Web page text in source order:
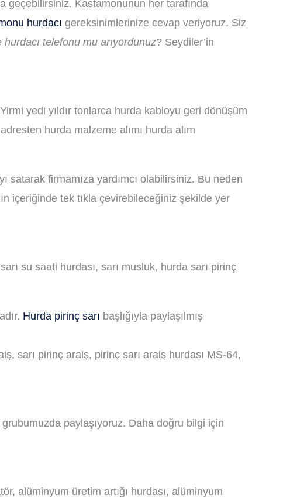
geçebilirsiniz. Kastamonunun her tarafında
hurdacı gereksinimlerinize cevap veriyoruz. Siz
hurdacı telefonu mu arıyordunuz? Seydiler’in
yedi yıldır tonlarca hurda kabloyu geri dönüşüm
hurda malzeme alımı hurda alım
satarak firmamıza yardımcı olabilirsiniz. Bu neden
içeriğinde tek tıkla çevirebileceğiniz şekilde yer
su saati hurdası, sarı musluk, hurda sarı pirinç
Hurda pirinç sarı başlığıyla paylaşılmış
sarı pirinç araiş, pirinç sarı araiş hurdası MS-64,
paylaşıyoruz. Daha doğru bilgi için
alüminyum üretim artığı hurdası, alüminyum